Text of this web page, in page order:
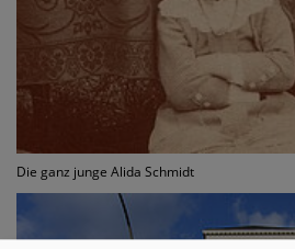
Die ganz junge Alida Schmidt